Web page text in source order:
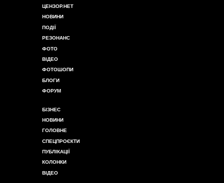
ЦЕНЗОР.НЕТ
НОВИНИ
ПОДІЇ
РЕЗОНАНС
ФОТО
ВІДЕО
ФОТОШОПИ
БЛОГИ
ФОРУМ
БІЗНЕС
НОВИНИ
ГОЛОВНЕ
СПЕЦПРОЄКТИ
ПУБЛІКАЦІЇ
КОЛОНКИ
ВІДЕО